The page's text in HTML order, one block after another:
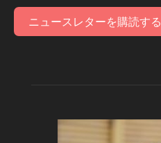
ニュースレターを購読する